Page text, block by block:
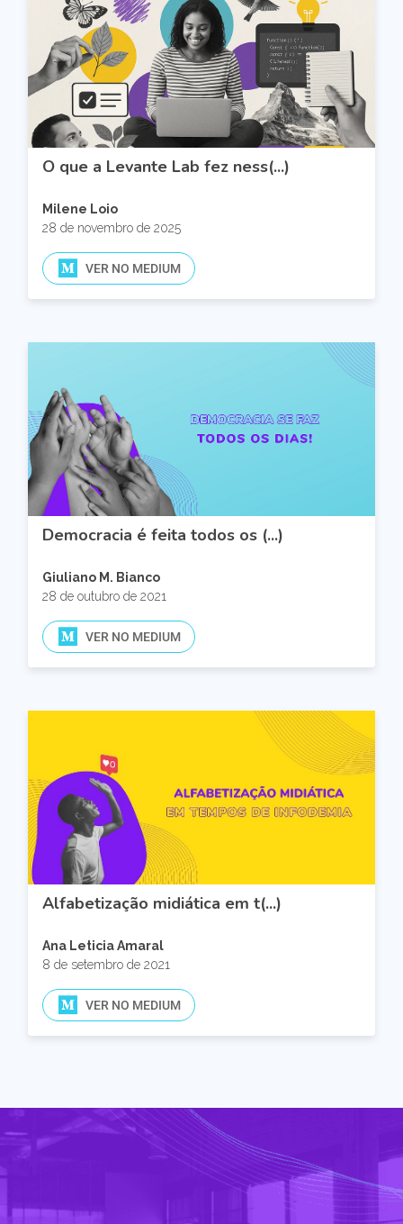
O que a Levante Lab fez ness(...)
Milene Loio
28 de novembro de 2025
VER NO MEDIUM
Democracia é feita todos os (...)
Giuliano M. Bianco
28 de outubro de 2021
VER NO MEDIUM
Alfabetização midiática em t(...)
Ana Leticia Amaral
8 de setembro de 2021
VER NO MEDIUM